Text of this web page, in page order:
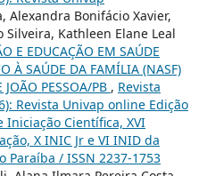
Alexandra Bonifácio Xavier,
Silveira, Kathleen Elane Leal
E EDUCAÇÃO EM SAÚDE
À SAÚDE DA FAMÍLIA (NASF)
PESSOA/PB , Revista
Revista Univap online Edição
Iniciação Científica, XVI
X INIC Jr e VI INID da
Paraíba / ISSN 2237-1753